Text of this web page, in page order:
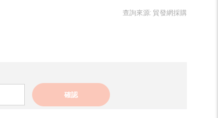
查詢來源: 貿發網採購
確認